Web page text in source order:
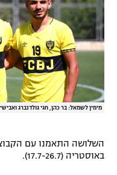
המגזין
מימין לשמאל: בר כהן, חגי גולדנברג
השלושה התאמנו עם
באוסטריה (17.7-26.7).